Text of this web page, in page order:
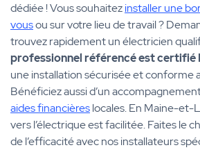
dédiée ! Vous souhaitezinstaller une
vousou sur votre lieu de travail ?
trouvez rapidement un électricien
professionnel référencé est certifié
une installation sécurisée et conforme
Bénéficiez aussi d’un
aides financièreslocales. En Maine-et-
vers l’électrique est facilitée. Faites le
de l’efficacité avec nos installateurs